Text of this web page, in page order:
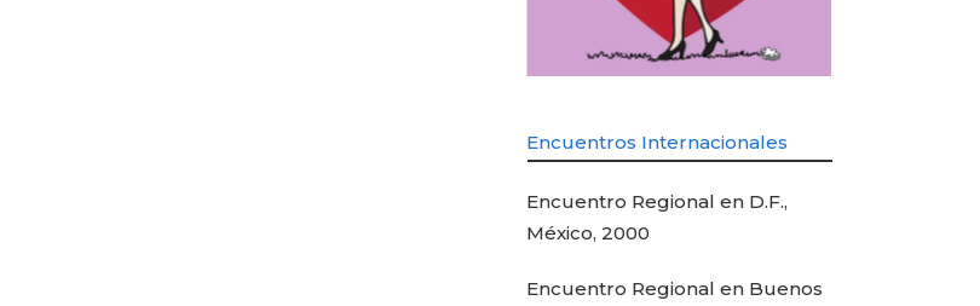
Encuentros Internacionales
Encuentro Regional en D.F.,
México, 2000
Encuentro Regional en Buenos